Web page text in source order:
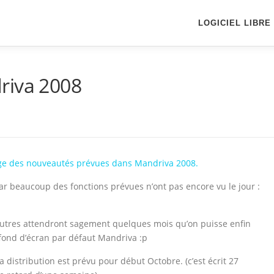
LOGICIEL LIBRE
2008
des nouveautés prévues dans Mandriva 2008.
beaucoup des fonctions prévues n’ont pas encore vu le jour :
attendront sagement quelques mois qu’on puisse enfin
d’écran par défaut Mandriva :p
est prévu pour début Octobre. (c’est écrit 27